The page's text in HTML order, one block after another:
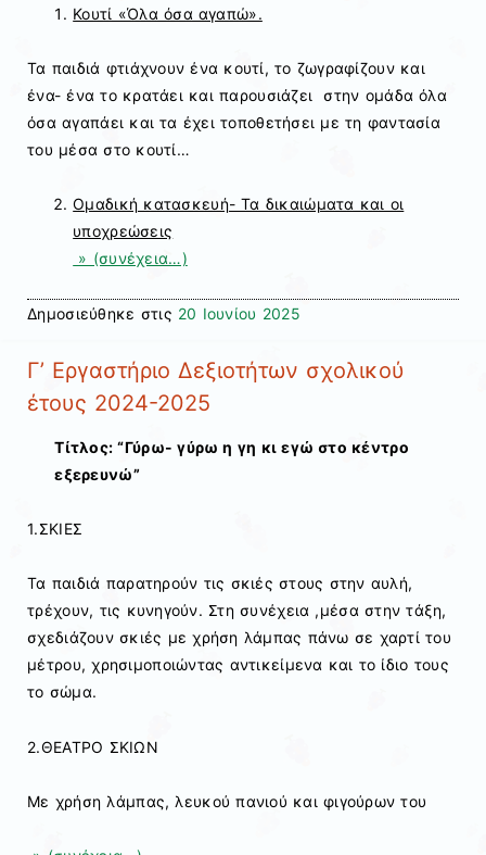
Κουτί «Όλα όσα αγαπώ».
Τα παιδιά φτιάχνουν ένα κουτί, το ζωγραφίζουν και
ένα- ένα το κρατάει και παρουσιάζει στην ομάδα όλα
όσα αγαπάει και τα έχει τοποθετήσει με τη φαντασία
του μέσα στο κουτί…
Ομαδική κατασκευή- Τα δικαιώματα και οι
υποχρεώσεις
» (συνέχεια…)
Δημοσιεύθηκε στις 20 Ιουνίου 2025
Γ’ Εργαστήριο Δεξιοτήτων σχολικού
έτους 2024-2025
Τίτλος: “Γύρω- γύρω η γη κι εγώ στο κέντρο
εξερευνώ”
1.ΣΚΙΕΣ
Τα παιδιά παρατηρούν τις σκιές στους στην αυλή,
τρέχουν, τις κυνηγούν. Στη συνέχεια ,μέσα στην τάξη,
σχεδιάζουν σκιές με χρήση λάμπας πάνω σε χαρτί του
μέτρου, χρησιμοποιώντας αντικείμενα και το ίδιο τους
το σώμα.
2.ΘΕΑΤΡΟ ΣΚΙΩΝ
Με χρήση λάμπας, λευκού πανιού και φιγούρων του